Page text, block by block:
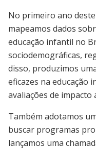
No primeiro ano
mapeamos dados
educação infantil no
sociodemográficas,
disso, produzimos
eficazes na educação
avaliações de impacto
Também adotamos
buscar programas
lançamos uma